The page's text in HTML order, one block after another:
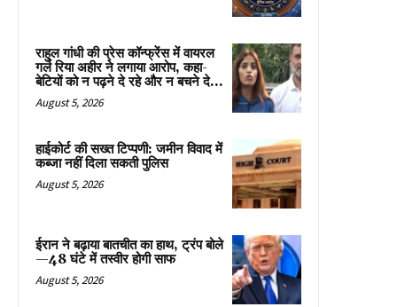
राहुल गांधी की प्रेस कॉन्फ्रेंस में वायरल
गर्ल रिया अहीर ने लगाया आरोप, कहा-
बेटियों को न पढ़ने दे रहे और न बचने दे...
August 5, 2026
हाईकोर्ट की सख्त टिप्पणी: जमीन विवाद में
कब्जा नहीं दिला सकती पुलिस
August 5, 2026
ईरान ने बढ़ाया बातचीत का हाथ, ट्रंप बोले
—48 घंटे में तस्वीर होगी साफ
August 5, 2026